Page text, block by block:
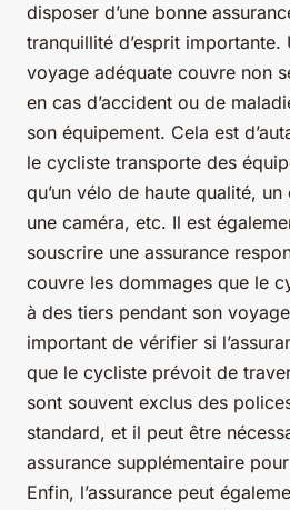
disposer d’une bonne
tranquillité d’esprit importante.
voyage adéquate couvre non
en cas d’accident ou de
son équipement. Cela est
le cycliste transporte des
qu’un vélo de haute qualité,
une caméra, etc. Il est
souscrire une assurance
couvre les dommages que le
à des tiers pendant son
important de vérifier si
que le cycliste prévoit de
sont souvent exclus des
standard, et il peut être
assurance supplémentaire
Enfin, l’assurance peut